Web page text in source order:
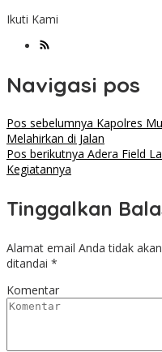
Ikuti Kami
Navigasi pos
Pos sebelumnya Kapolres
Melahirkan di Jalan
Pos berikutnya Adera Field
Kegiatannya
Tinggalkan
Alamat email Anda tidak
ditandai *
Komentar